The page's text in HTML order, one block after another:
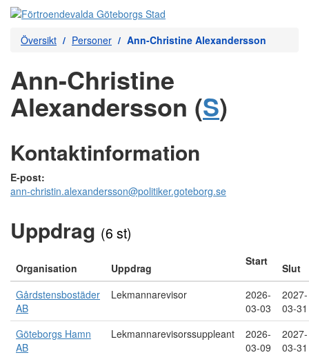
Översikt Personer Ann-Christine Alexandersson
Ann-Christine
Alexandersson (S)
Kontaktinformation
E-post:
ann-christin.alexandersson@politiker.goteborg.se
Uppdrag (6 st)
Organisation Uppdrag
Start
Slut
Gårdstensbostäder
AB
Lekmannarevisor
2026-
03-03
2027-
03-31
Göteborgs Hamn
AB
Lekmannarevisorssuppleant
2026-
03-09
2027-
03-31